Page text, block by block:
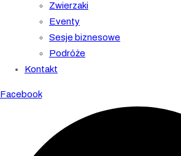
Zwierzaki
Eventy
Sesje biznesowe
Podróże
Kontakt
Facebook